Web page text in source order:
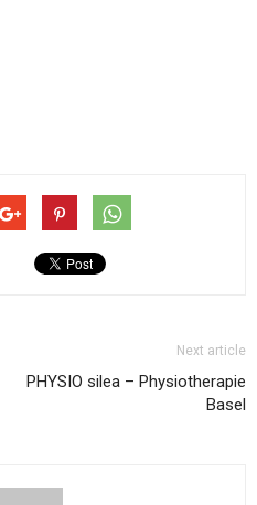
Next article
PHYSIO silea – Physiotherapie
Basel